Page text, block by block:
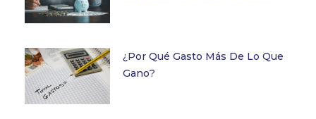
¿Por Qué Gasto Más De Lo Que
Gano?